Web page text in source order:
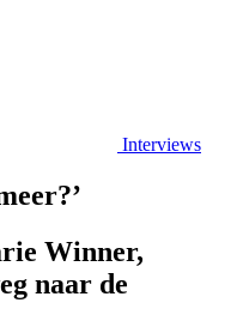
Interviews
Winner,
naar de